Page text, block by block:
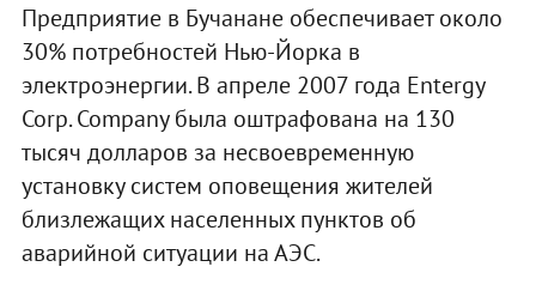
Предприятие в Бучанане обеспечивает около
30% потребностей Нью-Йорка в
электроэнергии. В апреле 2007 года Entergy
Corp. Company была оштрафована на 130
тысяч долларов за несвоевременную
установку систем оповещения жителей
близлежащих населенных пунктов об
аварийной ситуации на АЭС.